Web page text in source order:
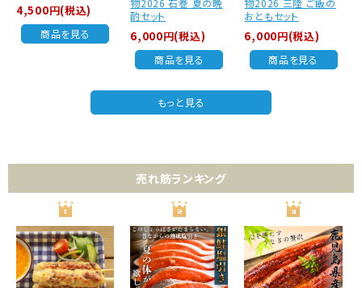
4,500円(税込)
商品を見る
酌セット
6,000円(税込)
商品を見る
おともセット
6,000円(税込)
商品を見る
もっと見る
売れ筋ランキング